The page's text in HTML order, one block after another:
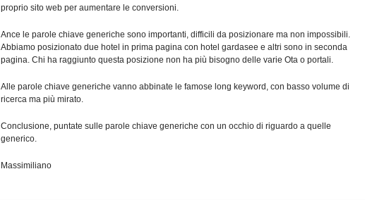
proprio sito web per aumentare le conversioni.
Ance le parole chiave generiche sono importanti, difficili da posizionare ma non impossibili.
Abbiamo posizionato due hotel in prima pagina con hotel gardasee e altri sono in seconda
pagina. Chi ha raggiunto questa posizione non ha più bisogno delle varie Ota o portali.
Alle parole chiave generiche vanno abbinate le famose long keyword, con basso volume di
ricerca ma più mirato.
Conclusione, puntate sulle parole chiave generiche con un occhio di riguardo a quelle
generico.
Massimiliano